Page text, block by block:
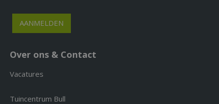
Over ons & Contact
Vacatures
Tuincentrum Bull